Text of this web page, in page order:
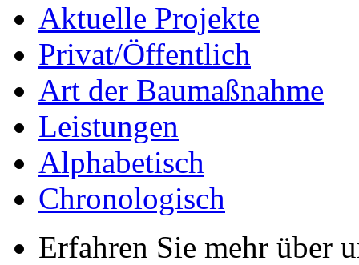
Aktuelle Projekte
Privat/Öffentlich
Art der Baumaßnahme
Leistungen
Alphabetisch
Chronologisch
Erfahren Sie mehr über